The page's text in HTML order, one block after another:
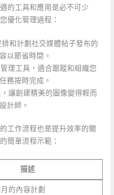
的工具和應用是必不可少
優化管理過程：
和計劃社交媒體帖子發布的
以節省時間。
理工具，適合跟蹤和組織您
務按時完成。
讓創建精美的圖像變得輕而
計師。
工作流程也是提升效率的關
簡單流程示範：
描述
的內容計劃